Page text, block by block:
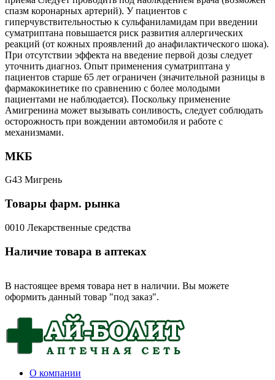
спазм коронарных артерий). У пациентов с
гиперчувствительностью к сульфаниламидам при введении
суматриптана повышается риск развития аллергических
реакций (от кожных проявлений до анафилактического шока).
При отсутствии эффекта на введение первой дозы следует
уточнить диагноз. Опыт применения суматриптана у
пациентов старше 65 лет ограничен (значительной разницы в
фармакокинетике по сравнению с более молодыми
пациентами не наблюдается). Поскольку применение
Амигренина может вызывать сонливость, следует соблюдать
осторожность при вождении автомобиля и работе с
механизмами.
МКБ
G43 Мигрень
Товары фарм. рынка
0010 Лекарственные средства
Наличие товара в аптеках
В настоящее время товара нет в наличии. Вы можете
оформить данный товар "под заказ".
О компании